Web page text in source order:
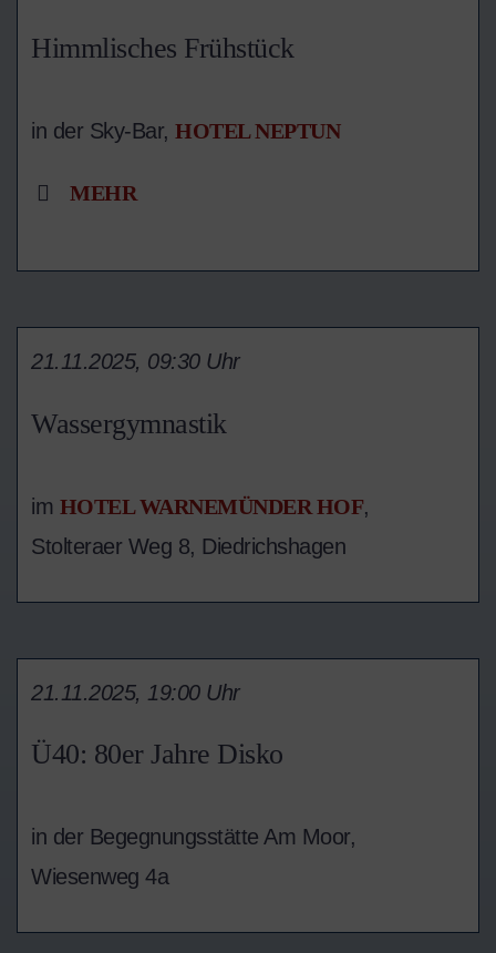
Himmlisches Frühstück
in der Sky-Bar, HOTEL NEPTUN
MEHR
Wassergymnastik
21.11.2025, 09:30 Uhr
im HOTEL WARNEMÜNDER HOF,
Stolteraer Weg 8, Diedrichshagen
Ü40: 80er Jahre Disko
21.11.2025, 19:00 Uhr
in der Begegnungsstätte Am Moor,
Wiesenweg 4a